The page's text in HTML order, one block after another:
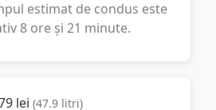
estimat de condus este
8 ore și 21 minute.
lei (47.9 litri)